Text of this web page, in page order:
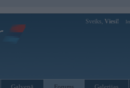
Sveiks, Viesi!